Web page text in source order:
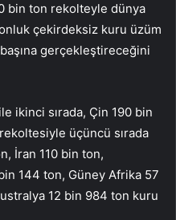
bin ton rekolteyle dünya
çekirdeksiz kuru üzüm
gerçekleştireceğini
ikinci sırada, Çin 190 bin
üçüncü sırada
İran 110 bin ton,
144 ton, Güney Afrika 57
12 bin 984 ton kuru